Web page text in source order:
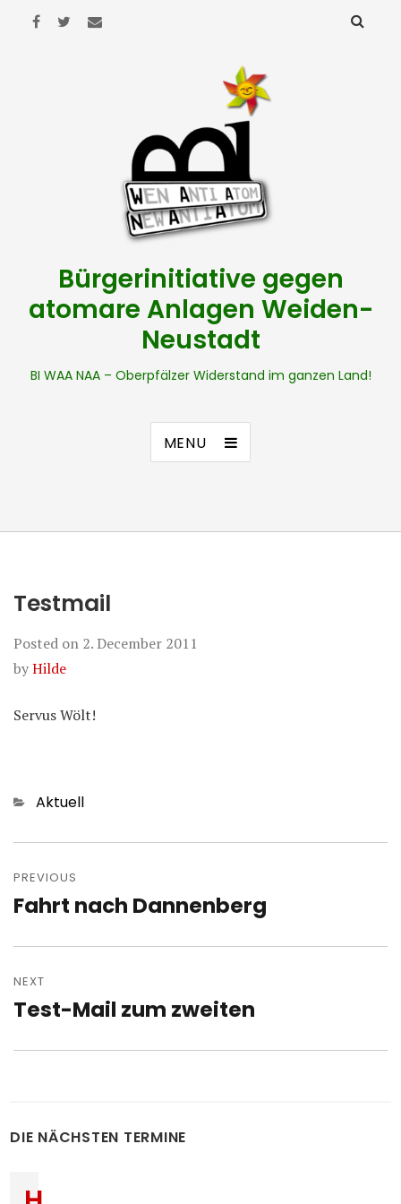
Bürgerinitiative gegen
atomare Anlagen Weiden-
Neustadt
BI WAA NAA – Oberpfälzer Widerstand im ganzen Land!
MENU
Testmail
Posted on 2. December 2011
byHilde
Servus Wölt!
Categories
Aktuell
navigation
PREVIOUS
Previous
Fahrt nach Dannenberg
NEXT
Next
Test-Mail zum zweiten
DIE NÄCHSTEN TERMINE